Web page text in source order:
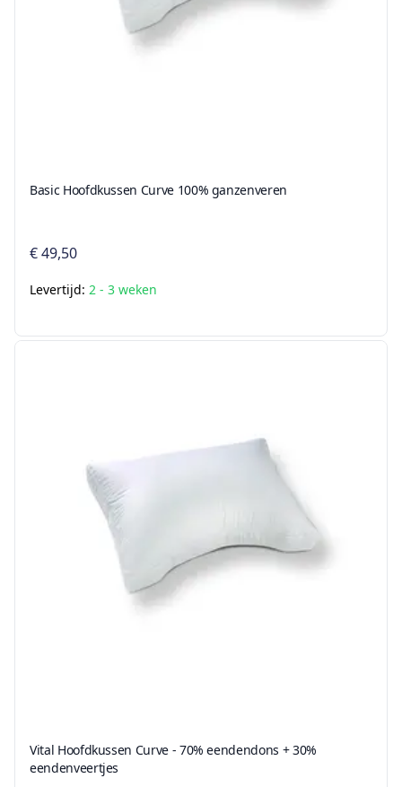
Basic Hoofdkussen Curve 100% ganzenveren
€ 49,50
Levertijd: 2 - 3 weken
Vital Hoofdkussen Curve - 70% eendendons + 30%
eendenveertjes